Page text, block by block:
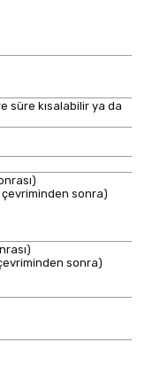
süre kısalabilir ya da
sonra)
sonra)